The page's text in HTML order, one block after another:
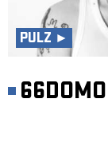
PULZ ►
66DOMO